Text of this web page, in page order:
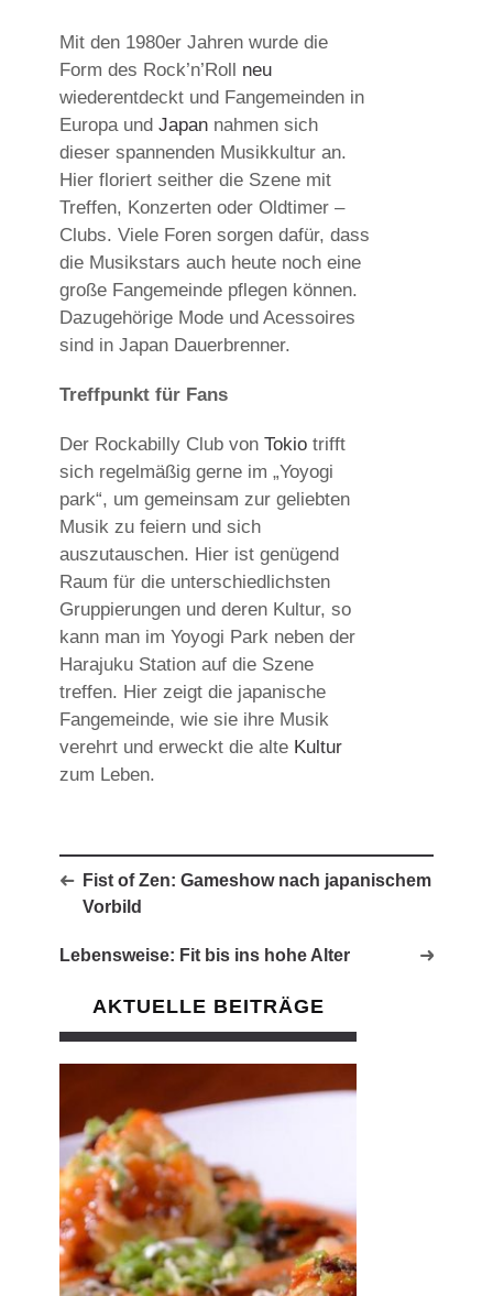
Mit den 1980er Jahren wurde die
Form des Rock’n’Roll neu
wiederentdeckt und Fangemeinden in
Europa und Japan nahmen sich
dieser spannenden Musikkultur an.
Hier floriert seither die Szene mit
Treffen, Konzerten oder Oldtimer –
Clubs. Viele Foren sorgen dafür, dass
die Musikstars auch heute noch eine
große Fangemeinde pflegen können.
Dazugehörige Mode und Acessoires
sind in Japan Dauerbrenner.
Treffpunkt für Fans
Der Rockabilly Club von Tokio trifft
sich regelmäßig gerne im „Yoyogi
park“, um gemeinsam zur geliebten
Musik zu feiern und sich
auszutauschen. Hier ist genügend
Raum für die unterschiedlichsten
Gruppierungen und deren Kultur, so
kann man im Yoyogi Park neben der
Harajuku Station auf die Szene
treffen. Hier zeigt die japanische
Fangemeinde, wie sie ihre Musik
verehrt und erweckt die alte Kultur
zum Leben.
Fist of Zen: Gameshow nach japanischem
Vorbild
Lebensweise: Fit bis ins hohe Alter
AKTUELLE BEITRÄGE